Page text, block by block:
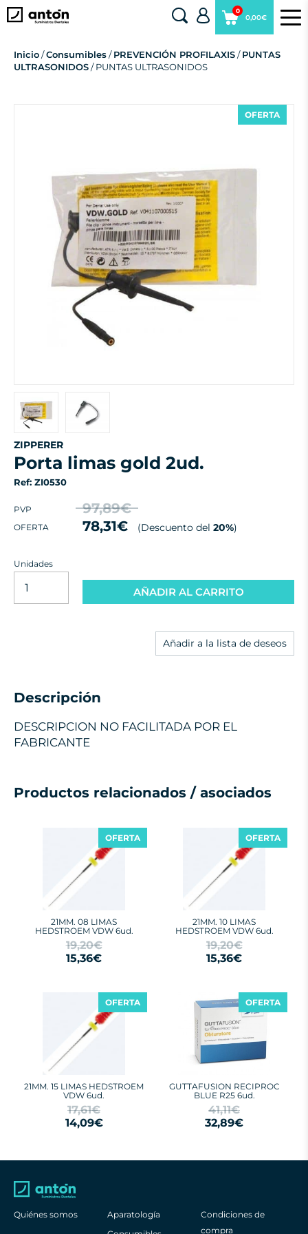
0,00€
0
Inicio/Consumibles/PREVENCIÓN PROFILAXIS/PUNTAS
ULTRASONIDOS/ PUNTAS ULTRASONIDOS
OFERTA
ZIPPERER
porta limas gold 2ud.
Ref: ZI0530
PVP 97,89€
OFERTA 78,31€ (Descuento del 20%)
Unidades
AÑADIR AL CARRITO
Añadir a la lista de deseos
Descripción
DESCRIPCION NO FACILITADA POR EL
FABRICANTE
Productos relacionados / asociados
21MM. 08 LIMAS
HEDSTROEM VDW 6ud.
19,20€
15,36€
OFERTA
21MM. 10 LIMAS
HEDSTROEM VDW 6ud.
19,20€
15,36€
OFERTA
21MM. 15 LIMAS HEDSTROEM
VDW 6ud.
17,61€
14,09€
OFERTA
GUTTAFUSION RECIPROC
BLUE R25 6ud.
41,11€
32,89€
OFERTA
Quiénes somos
Aparatología
Condiciones de
compra